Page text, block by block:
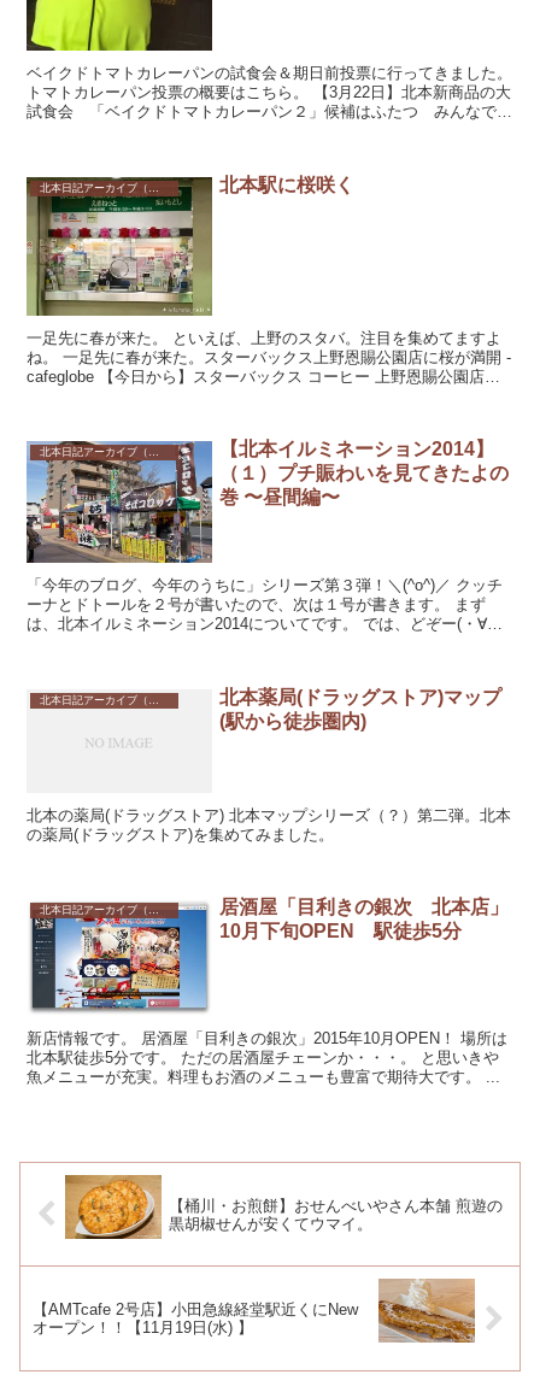
ベイクドトマトカレーパンの試食会＆期日前投票に行ってきました。
トマトカレーパン投票の概要はこちら。 【3月22日】北本新商品の大
試食会 「ベイクドトマトカレーパン２」候補はふたつ みんなで決
北本駅に桜咲く
一足先に春が来た。 といえば、上野のスタバ。注目を集めてますよ
ね。 一足先に春が来た。スターバックス上野恩賜公園店に桜が満開 -
cafeglobe 【今日から】スターバックス コーヒー 上野恩賜公園店で
【北本イルミネーション2014】
（１）プチ賑わいを見てきたよの
巻 〜昼間編〜
「今年のブログ、今年のうちに」シリーズ第３弾！＼(^o^)／ クッチ
ーナとドトールを２号が書いたので、次は１号が書きます。 まず
は、北本イルミネーション2014についてです。 では、どぞー(・∀・)
北本薬局(ドラッグストア)マップ
(駅から徒歩圏内)
北本の薬局(ドラッグストア) 北本マップシリーズ（？）第二弾。北本
の薬局(ドラッグストア)を集めてみました。
北本日記アーカイブ（記録保存）
居酒屋「目利きの銀次 北本店」
10月下旬OPEN 駅徒歩5分
新店情報です。 居酒屋「目利きの銀次」2015年10月OPEN！ 場所は
北本駅徒歩5分です。 ただの居酒屋チェーンか・・・。 と思いきや
魚メニューが充実。料理もお酒のメニューも豊富で期待大です。 ...
【桶川・お煎餅】おせんべいやさん本舗 煎遊の
黒胡椒せんが安くてウマイ。
【AMTcafe 2号店】小田急線経堂駅近くにNew
オープン！！【11月19日(水) 】